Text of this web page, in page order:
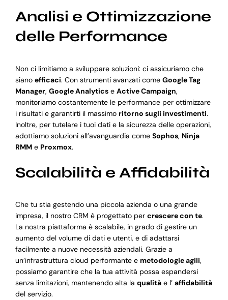
Analisi e Ottimizzazione
delle Performance
Non ci limitiamo a sviluppare soluzioni: ci assicuriamo che
siano efficaci. Con strumenti avanzati come Google Tag
Manager, Google Analyticse Active Campaign,
monitoriamo costantemente le performance per ottimizzare
i risultati e garantirti il massimo ritorno sugli investimenti.
Inoltre, per tutelare i tuoi dati e la sicurezza delle operazioni,
adottiamo soluzioni all’avanguardia come Sophos, Ninja
RMMe Proxmox.
Scalabilità e Affidabilità
Che tu stia gestendo una piccola azienda o una grande
impresa, il nostro CRM è progettato per crescere con te.
La nostra piattaforma è scalabile, in grado di gestire un
aumento del volume di dati e utenti, e di adattarsi
facilmente a nuove necessità aziendali. Grazie a
un’infrastruttura cloud performante e metodologie agili,
possiamo garantire che la tua attività possa espandersi
senza limitazioni, mantenendo alta la qualitàe l’ affidabilità
del servizio.